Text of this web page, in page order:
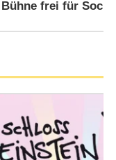
Bühne frei für Socke